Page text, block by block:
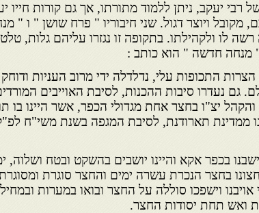
רבי יעקב, ניתן ללמוד מתורתו, אך גם קורות חייו
מקובל ויוצר דגול. שני חיבוריו " פרח שושן " ו "
רשה לו ולקהילתו. בתקופה זו נגזרו עליהם גלות,
מנחה חדשה " הוא כותב :
התכופות עלי, נדלדלה ידי מרוב העניות
גם נעדרו סיבות ההכנות, לסיבת האוייבים
והקהל יצ"ו בחצר אחת מגדולי הכפר, אשר היינו
ממדינת תארודנת, לסיבת המגפה בשנת משי"ח
בכפר אקא והיינו יושבים בהשקט ובטח ושלוה,
בחצר הנכרת עשרה ימים והחצר סוגרת ומסוגרת
אויבנו וישפכו סוללה על החצר ובואו במערות
ואש תחת יסודות החצר.